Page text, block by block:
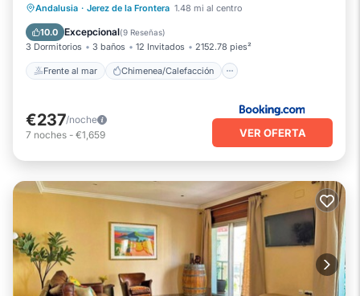
Andalusia · Jerez de la Frontera 1.48 mi al centro
10.0 Excepcional(9 Reseñas)
3 Dormitorios 3 baños 12 Invitados 2152.78 pies²
Frente al mar Chimenea/Calefacción
Frente al mar
Chimenea/Calefacción
Piscina
Vista al mar
€237/noche
7 noches - €1,659 VER OFERTA